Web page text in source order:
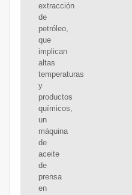
extracción
de
petróleo,
que
implican
altas
temperaturas
y
productos
químicos,
un
máquina
de
aceite
de
prensa
en